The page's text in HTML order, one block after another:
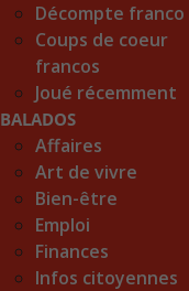
Décompte franco
Coups de coeur
francos
Joué récemment
BALADOS
Affaires
Art de vivre
Bien-être
Emploi
Finances
Infos citoyennes